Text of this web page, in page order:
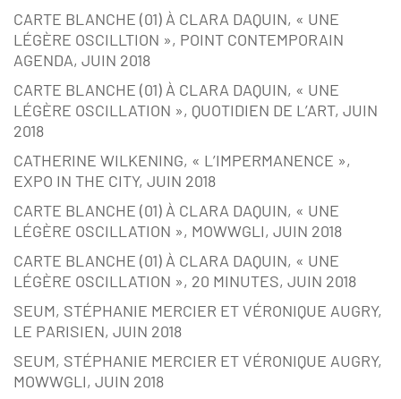
CARTE BLANCHE (01) À CLARA DAQUIN, « UNE
LÉGÈRE OSCILLTION », POINT CONTEMPORAIN
AGENDA, JUIN 2018
CARTE BLANCHE (01) À CLARA DAQUIN, « UNE
LÉGÈRE OSCILLATION », QUOTIDIEN DE L’ART, JUIN
2018
CATHERINE WILKENING, « L’IMPERMANENCE »,
EXPO IN THE CITY, JUIN 2018
CARTE BLANCHE (01) À CLARA DAQUIN, « UNE
LÉGÈRE OSCILLATION », MOWWGLI, JUIN 2018
CARTE BLANCHE (01) À CLARA DAQUIN, « UNE
LÉGÈRE OSCILLATION », 20 MINUTES, JUIN 2018
SEUM, STÉPHANIE MERCIER ET VÉRONIQUE AUGRY,
LE PARISIEN, JUIN 2018
SEUM, STÉPHANIE MERCIER ET VÉRONIQUE AUGRY,
MOWWGLI, JUIN 2018